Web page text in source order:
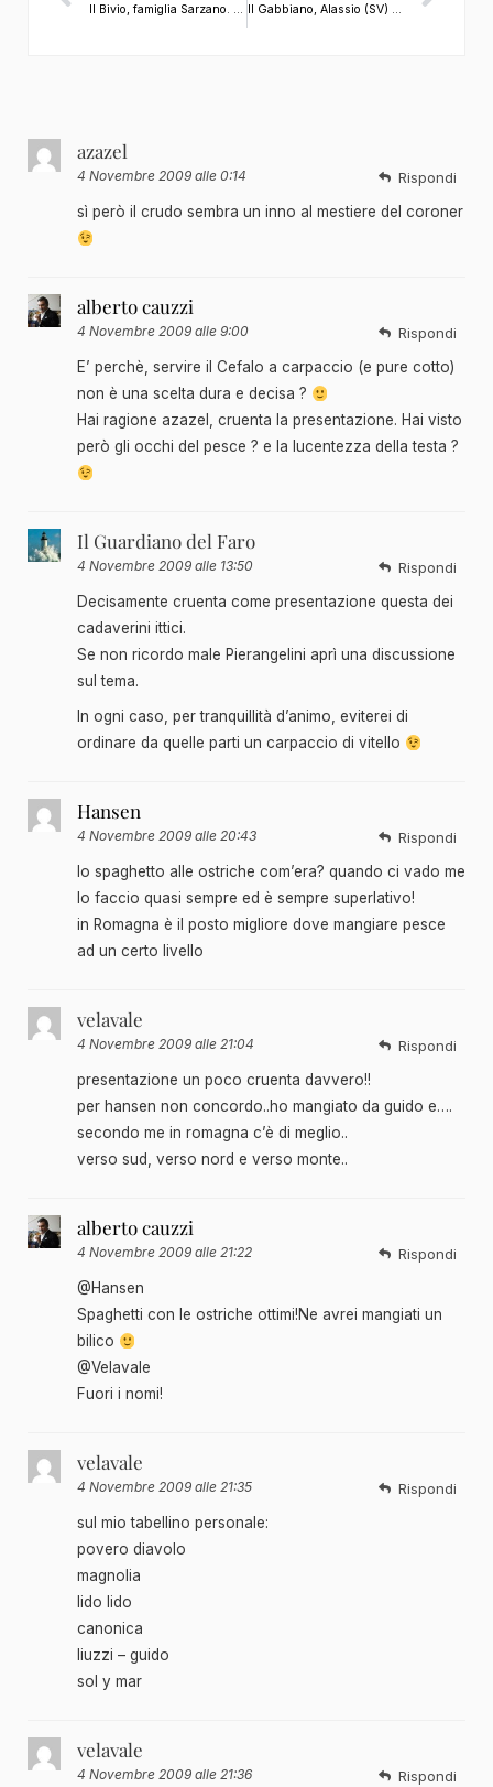
Il Bivio, famiglia Sarzano. Quinto Vercellese (VC) By Il Guardiano del Faro Il Gabbiano, Alassio (SV) By Il Guardiano del Faro
azazel
4 Novembre 2009 alle 0:14
sì però il crudo sembra un inno al mestiere del coroner
Rispondi
alberto cauzzi
4 Novembre 2009 alle 9:00
E’ perchè, servire il Cefalo a carpaccio (e pure cotto)
non è una scelta dura e decisa ?
Hai ragione azazel, cruenta la presentazione. Hai visto
però gli occhi del pesce ? e la lucentezza della testa ?
Rispondi
Il Guardiano del Faro
4 Novembre 2009 alle 13:50
Decisamente cruenta come presentazione questa dei
cadaverini ittici.
Se non ricordo male Pierangelini aprì una discussione
sul tema.
In ogni caso, per tranquillità d’animo, eviterei di
ordinare da quelle parti un carpaccio di vitello
Rispondi
Hansen
4 Novembre 2009 alle 20:43
lo spaghetto alle ostriche com’era? quando ci vado me
lo faccio quasi sempre ed è sempre superlativo!
in Romagna è il posto migliore dove mangiare pesce
ad un certo livello
Rispondi
velavale
4 Novembre 2009 alle 21:04
presentazione un poco cruenta davvero!!
per hansen non concordo..ho mangiato da guido e….
secondo me in romagna c’è di meglio..
verso sud, verso nord e verso monte..
Rispondi
alberto cauzzi
4 Novembre 2009 alle 21:22
@Hansen
Spaghetti con le ostriche ottimi!Ne avrei mangiati un
bilico
@Velavale
Fuori i nomi!
Rispondi
velavale
4 Novembre 2009 alle 21:35
sul mio tabellino personale:
povero diavolo
magnolia
lido lido
canonica
liuzzi – guido
sol y mar
Rispondi
velavale
4 Novembre 2009 alle 21:36 Rispondi